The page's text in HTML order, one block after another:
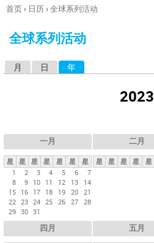
你
这
首页› 日历›全球系列活动
全球系列活动
月 日 年
2023
一月
星 星 星 星 星 星
星
1
2 3 4 5 6
7
8
9 10 11 12 13
14
15 16 17 18 19 20 21
22 23 24 25 26 27 28
29 30 31
二月
星 星 星 星 星
四月 五月